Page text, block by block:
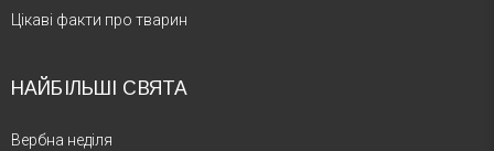
Цікаві факти про тварин
НАЙБІЛЬШІ СВЯТА
Вербна неділя